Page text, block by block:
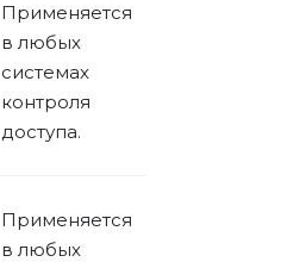
Применяется
в любых
системах
контроля
доступа.
Применяется
в любых